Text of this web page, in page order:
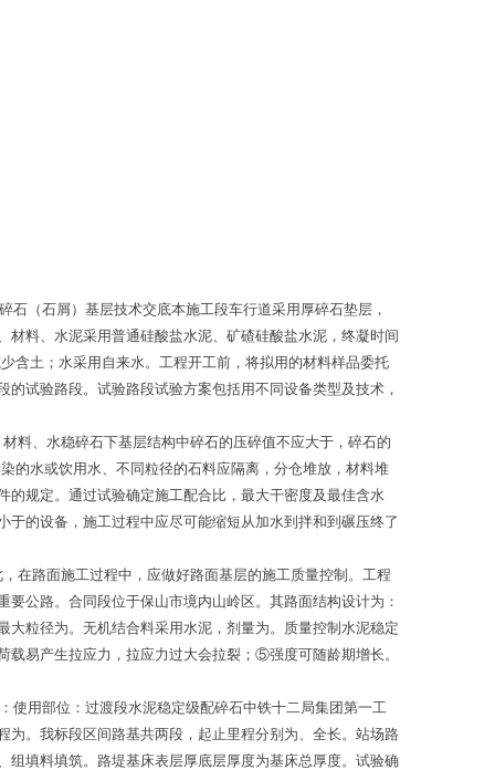
（石屑）基层技术交底本施工段车行道采用厚碎石垫层，
料、水泥采用普通硅酸盐水泥、矿碴硅酸盐水泥，终凝时间
含土；水采用自来水。工程开工前，将拟用的材料样品委托
试验路段。试验路段试验方案包括用不同设备类型及技术，
料、水稳碎石下基层结构中碎石的压碎值不应大于，碎石的
的水或饮用水、不同粒径的石料应隔离，分仓堆放，材料堆
规定。通过试验确定施工配合比，最大干密度及最佳含水
的设备，施工过程中应尽可能缩短从加水到拌和到碾压终了
在路面施工过程中，应做好路面基层的施工质量控制。工程
公路。合同段位于保山市境内山岭区。其路面结构设计为：
粒径为。无机结合料采用水泥，剂量为。质量控制水泥稳定
易产生拉应力，拉应力过大会拉裂；⑤强度可随龄期增长。
使用部位：过渡段水泥稳定级配碎石中铁十二局集团第一工
为。我标段区间路基共两段，起止里程分别为、全长。站场路
填料填筑。路堤基床表层厚底层厚度为基床总厚度。试验确